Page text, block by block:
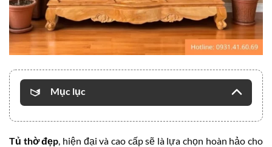
Mục lục
Tủ thờ đẹp, hiện đại và cao cấp sẽ là lựa chọn hoàn hảo cho